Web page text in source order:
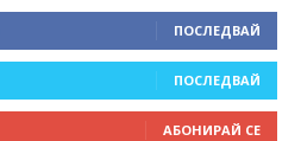
ПОСЛЕДВАЙ
ПОСЛЕДВАЙ
АБОНИРАЙ СЕ